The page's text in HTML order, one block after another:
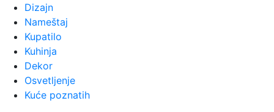
Dizajn
Nameštaj
Kupatilo
Kuhinja
Dekor
Osvetljenje
Kuće poznatih